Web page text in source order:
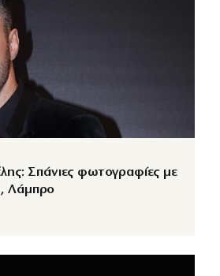
Σπάνιες φωτογραφίες με
Λάμπρο